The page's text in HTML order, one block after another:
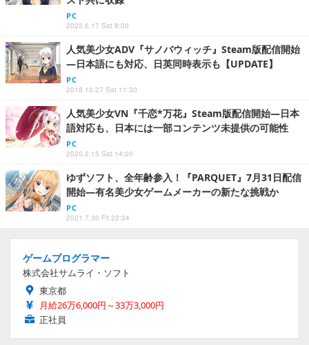
PC
2023.6.17 Sat 8:00
人気美少女ADV『サノバウィッチ』Steam版配信開始
―日本語にも対応、日英同時表示も【UPDATE】
PC
2018.10.27 Sat 11:30
人気美少女VN『千恋*万花』Steam版配信開始―日本
語対応も、日本には一部コンテンツ未提供の可能性
PC
2020.2.15 Sat 14:00
ゆずソフト、全年齢参入！『PARQUET』7月31日配信
開始―有名美少女ゲームメーカーの新たな挑戦か
PC
2021.7.30 Fri 22:34
ゲームプログラマー
株式会社サムライ・ソフト
東京都
月給26万6,000円～33万3,000円
正社員